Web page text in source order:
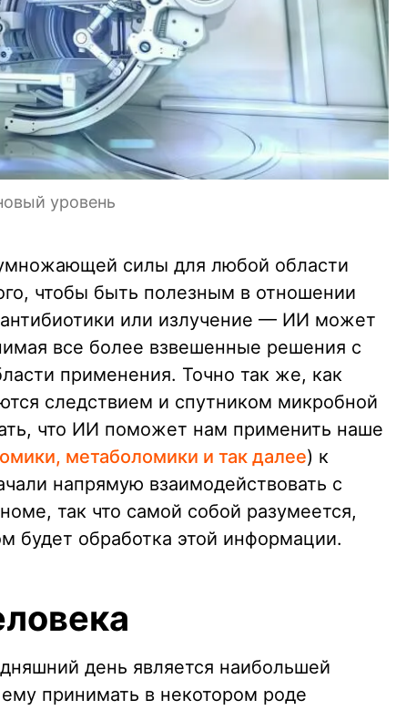
уровень
силы для любой области
чтобы быть полезным в отношении
или излучение — ИИ может
все более взвешенные решения с
применения. Точно так же, как
следствием и спутником микробной
что ИИ поможет нам применить наше
метаболомики и так далее) к
напрямую взаимодействовать с
так что самой собой разумеется,
будет обработка этой информации.
день является наибольшей
принимать в некотором роде